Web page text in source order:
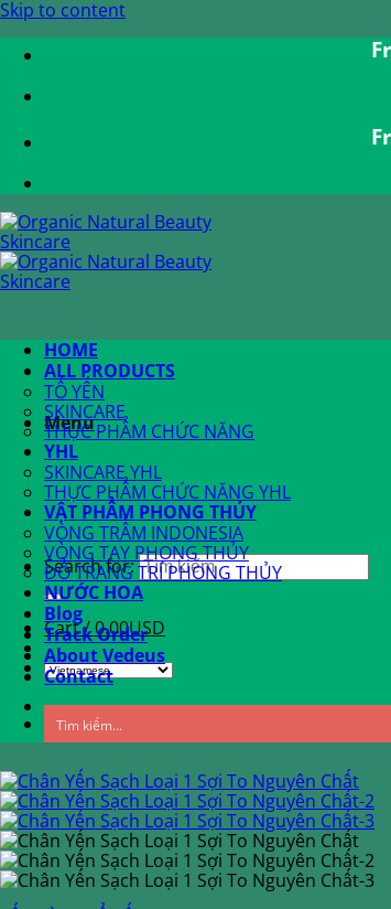
Skip to content
Free
Free
Menu
Search for:
Cart /0.00USD
HOME
ALL PRODUCTS
TỔ YẾN
SKINCARE
THỰC PHẨM CHỨC NĂNG
YHL
SKINCARE YHL
THỰC PHẨM CHỨC NĂNG YHL
VẬT PHẨM PHONG THỦY
VÒNG TRẦM INDONESIA
VÒNG TAY PHONG THỦY
ĐỒ TRANG TRÍ PHONG THỦY
NƯỚC HOA
Blog
Track Order
About Vedeus
Contact